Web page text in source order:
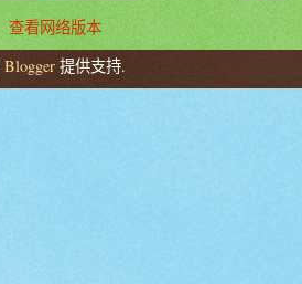
查看网络版本
Blogger 提供支持.